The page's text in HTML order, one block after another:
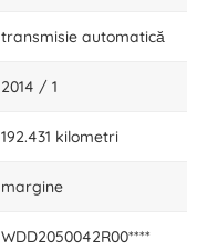
transmisie automatică
2014 / 1
192.431 kilometri
margine
WDD2050042R00****